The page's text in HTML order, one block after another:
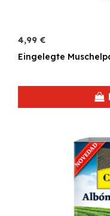
4,99 €
Eingelegte